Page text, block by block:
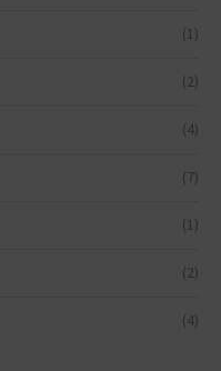
(1)
(2)
(4)
(7)
(1)
(2)
(4)